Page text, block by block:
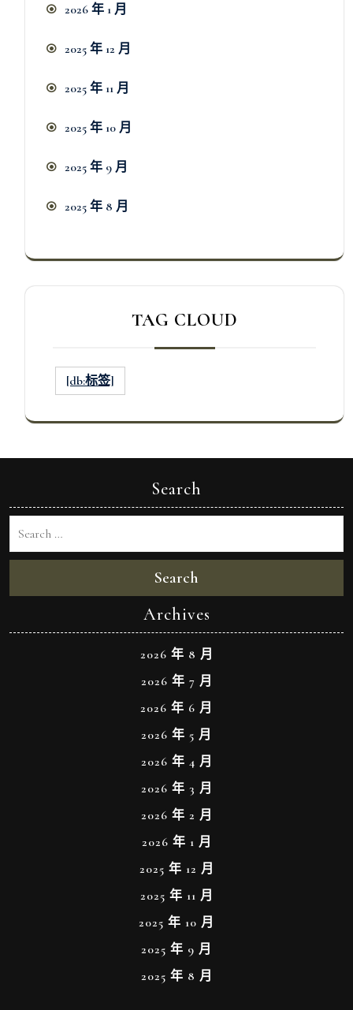
2026 年 1 月
2025 年 12 月
2025 年 11 月
2025 年 10 月
2025 年 9 月
2025 年 8 月
TAG CLOUD
[db:标签]
Search
Search
Archives
2026 年 8 月
2026 年 7 月
2026 年 6 月
2026 年 5 月
2026 年 4 月
2026 年 3 月
2026 年 2 月
2026 年 1 月
2025 年 12 月
2025 年 11 月
2025 年 10 月
2025 年 9 月
2025 年 8 月